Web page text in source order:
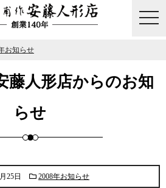
お知らせ
藤人形店からのお知
らせ
25日 2008年お知らせ